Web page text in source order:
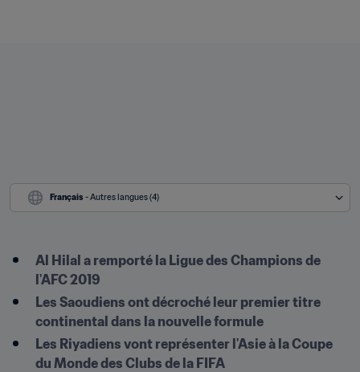
Français - Autres langues (4)
Al Hilal a remporté la Ligue des Champions de
l'AFC 2019
Les Saoudiens ont décroché leur premier titre
continental dans la nouvelle formule
Les Riyadiens vont représenter l'Asie à la Coupe
du Monde des Clubs de la FIFA